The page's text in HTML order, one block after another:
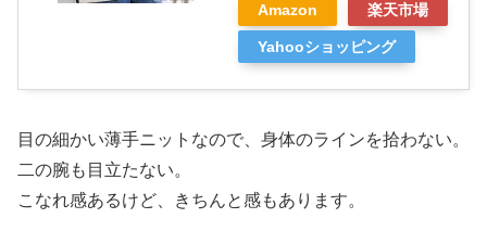
Amazon 楽天市場
Yahooショッピング
目の細かい薄手ニットなので、身体のラインを拾わない。
二の腕も目立たない。
こなれ感あるけど、きちんと感もあります。